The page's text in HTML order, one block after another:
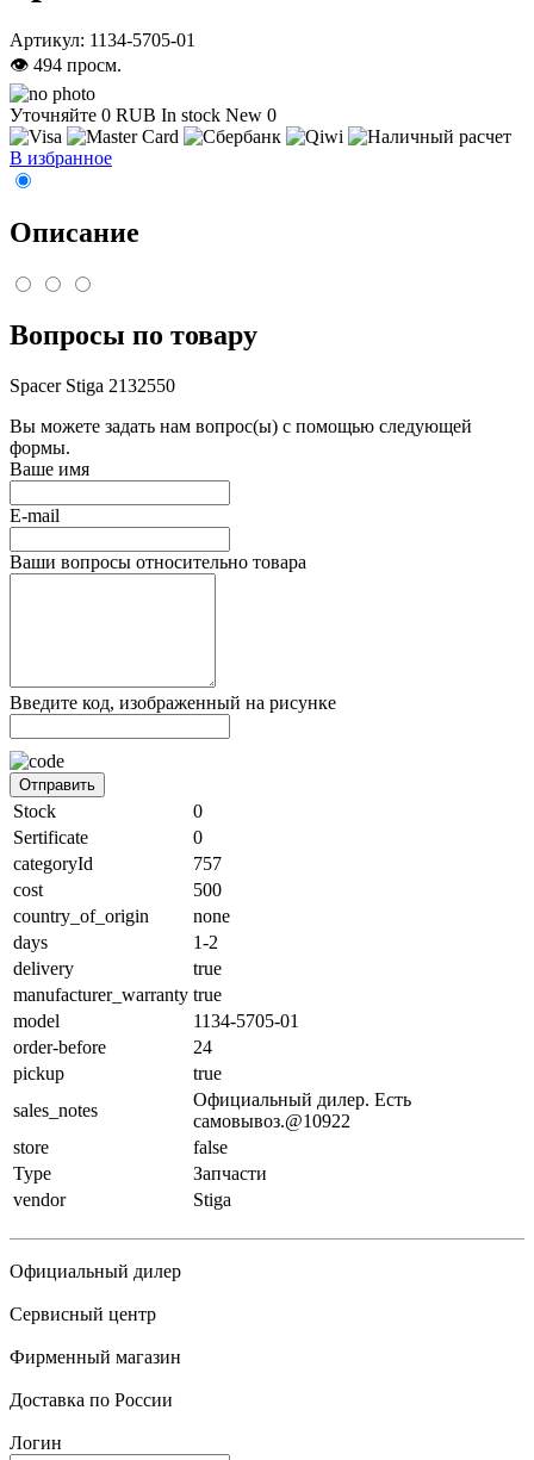
Артикул: 1134-5705-01
👁 494 просм.
Уточняйте 0 RUB In stock New 0
В избранное
Описание
Вопросы по товару
Spacer Stiga 2132550
Вы можете задать нам вопрос(ы) с помощью следующей
формы.
Ваше имя
E-mail
Ваши вопросы относительно товара
Введите код, изображенный на рисунке
Отправить
Stock
0
Sertificate
0
categoryId
757
cost
500
country_of_origin
none
days
1-2
delivery
true
manufacturer_warranty true
model
1134-5705-01
order-before
24
pickup
true
sales_notes
Официальный дилер. Есть
самовывоз.@10922
store
false
Type
Запчасти
vendor
Stiga
Официальный дилер
Сервисный центр
Фирменный магазин
Доставка по России
Логин